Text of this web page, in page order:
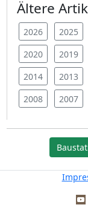
Ältere
2026 2025
2020
2019
2014
2013
2008
2007